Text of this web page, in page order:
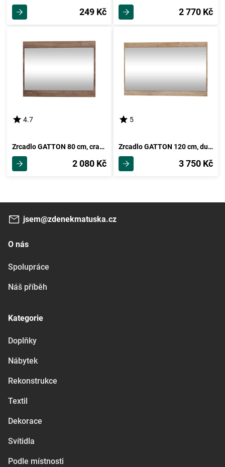
249 Kč 2 770 Kč
4.7
Zrcadlo GATTON 80 cm, craft tobaco, 5 let záruka
2 080 Kč
5
Zrcadlo GATTON 120 cm, dub sonoma, 5 let záruka
3 750 Kč
jsem@zdenekmatuska.cz
O nás
Spolupráce
Náš příběh
Kategorie
Doplňky
Nábytek
Rekonstrukce
Textil
Dekorace
Svítidla
Podle místnosti